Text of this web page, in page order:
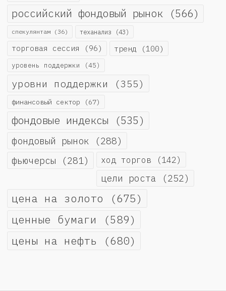
российский фондовый рынок (566)
спекулянтам (36) теханализ (43)
торговая сессия (96) тренд (100)
уровень поддержки (45)
уровни поддержки (355)
финансовый сектор (67)
фондовые индексы (535)
фондовый рынок (288)
фьючерсы (281) ход торгов (142)
цели роста (252)
цена на золото (675)
ценные бумаги (589)
цены на нефть (680)